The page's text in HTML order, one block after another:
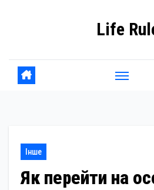
Life
Інше
Як перейти на